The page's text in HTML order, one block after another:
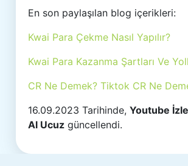
En son paylaşılan blog içerikleri:
Kwai Para Çekme Nasıl Yapılır?
Kwai Para Kazanma Şartları Ve
CR Ne Demek? Tiktok CR Ne
16.09.2023 Tarihinde,Youtube
Al Ucuz güncellendi.